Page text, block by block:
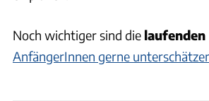
Noch wichtiger sind die
AnfängerInnen gerne